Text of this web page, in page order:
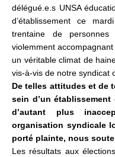
délégué.e.s UNSA
d’établissement ce
trentaine de
violemment
un véritable climat de
vis-à-vis de notre syndicat
De telles attitudes et de
sein d’un
d’autant plus
organisation syndicale
porté plainte, nous
Les résultats aux